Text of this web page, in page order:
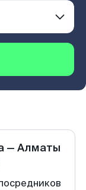
— Алматы